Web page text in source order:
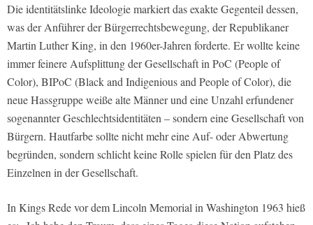
Die identitätslinke Ideologie markiert das exakte Gegenteil dessen,
was der Anführer der Bürgerrechtsbewegung, der Republikaner
Martin Luther King, in den 1960er-Jahren forderte. Er wollte keine
immer feinere Aufsplittung der Gesellschaft in PoC (People of
Color), BIPoC (Black and Indigenious and People of Color), die
neue Hassgruppe weiße alte Männer und eine Unzahl erfundener
sogenannter Geschlechtsidentitäten – sondern eine Gesellschaft von
Bürgern. Hautfarbe sollte nicht mehr eine Auf- oder Abwertung
begründen, sondern schlicht keine Rolle spielen für den Platz des
Einzelnen in der Gesellschaft.
In Kings Rede vor dem Lincoln Memorial in Washington 1963 hieß